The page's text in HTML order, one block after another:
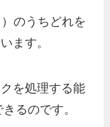
のうちどれを
ます。
を処理する能
るのです。